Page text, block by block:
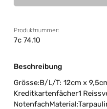
Produktnummer:
7c 74.10
Beschreibung
Grösse:B/L/T: 12cm x
Kreditkartenfächer1